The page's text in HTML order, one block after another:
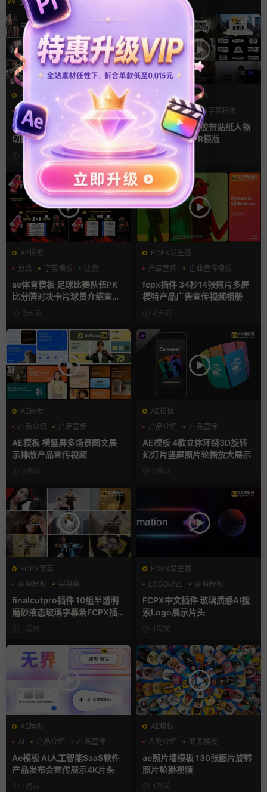
PR基本图形mogrt
PR基本图形
企业宣传模板
幻灯片
Pr视频模板 10款3D空间多屏
切换开场相册视频展示照片墙
PR基本图形mogrt
PR基本图形
PR字幕模板
人物介绍
pr字幕模板 9组胶带贴纸人物
介绍角标动画PR模版
3天前
AE模板
分数
字幕模板 比赛
ae体育模板 足球比赛队伍PK
比分牌对决卡片球员介绍宣传
视频AE模板
3天前
FCPX发生器
产品宣传
企业宣传模板
分屏模板
fcpx插件 34秒14张照片多屏
模特产品广告宣传视频相册
4天前
AE模板
产品介绍
产品宣传
产品展示
AE模板 横竖屏多场景图文展
示排版产品宣传视频
5天前
AE模板
产品介绍
产品宣传
产品展示
AE模板 4款立体环绕3D旋转
幻灯片竖屏照片轮播放大展示
5天前
FCPX字幕
商务模板
字幕条
finalcutpro插件 10组半透明
磨砂液态玻璃字幕条FCPX插
1周前
FCPX发生器
LOGO动画
商务模板
支持Intel+M芯片
FCPX中文插件 玻璃质感AI搜
索Logo展示片头
1周前
AE模板
AI
产品介绍 产品宣传
Ae模板 AI人工智能SaaS软件
产品发布会宣传展示4K片头
1周前
AE模板
人物介绍
商务模板
幻灯片
ae照片墙模板 130张图片旋转
照片轮播视频
1周前